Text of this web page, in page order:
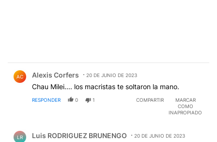
AC Alexis Corfers 20 DE JUNIO DE 2023
Chau Milei.... los macristas te soltaron la mano.
RESPONDER 0 1 COMPARTIR
MARCAR
COMO
INAPROPIADO
LR Luis RODRIGUEZ BRUNENGO 20 DE JUNIO DE 2023